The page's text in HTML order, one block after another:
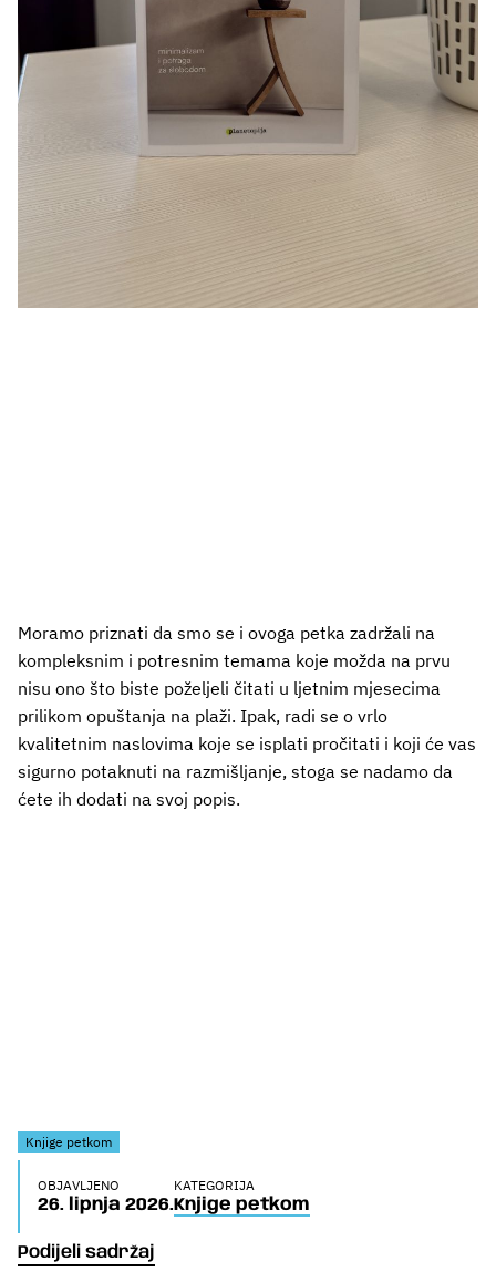
Podijeli sadržaj
Moramo priznati da smo se i ovoga petka zadržali na
kompleksnim i potresnim temama koje možda na prvu
nisu ono što biste poželjeli čitati u ljetnim mjesecima
prilikom opuštanja na plaži. Ipak, radi se o vrlo
kvalitetnim naslovima koje se isplati pročitati i koji će vas
sigurno potaknuti na razmišljanje, stoga se nadamo da
ćete ih dodati na svoj popis.
Knjige petkom
OBJAVLJENO
26. lipnja 2026.
KATEGORIJA
Knjige petkom